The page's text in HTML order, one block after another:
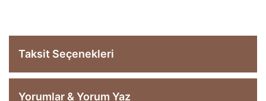
Taksit Seçenekleri
Yorumlar & Yorum Yaz